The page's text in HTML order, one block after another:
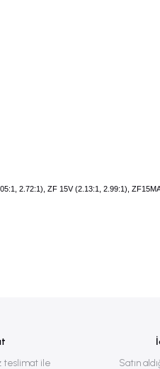
2.72:1), ZF 15V (2.13:1, 2.99:1),
teslimat ile
Satın